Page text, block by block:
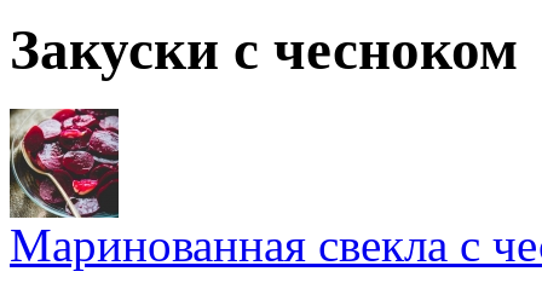
Закуски с чесноком
Маринованная свекла с